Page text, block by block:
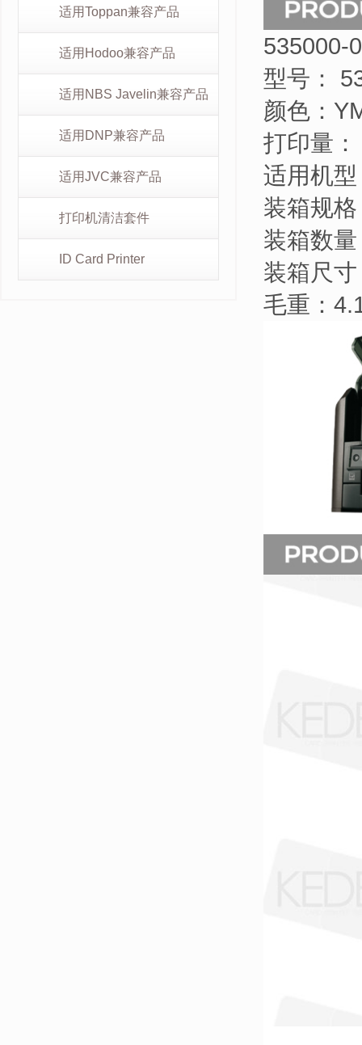
适用Toppan兼容产品
适用Hodoo兼容产品
适用NBS Javelin兼容产品
适用DNP兼容产品
适用JVC兼容产品
打印机清洁套件
ID Card Printer
535000-
型号：
颜色：
打印量
适用机
装箱规
装箱数
装箱尺
毛重：